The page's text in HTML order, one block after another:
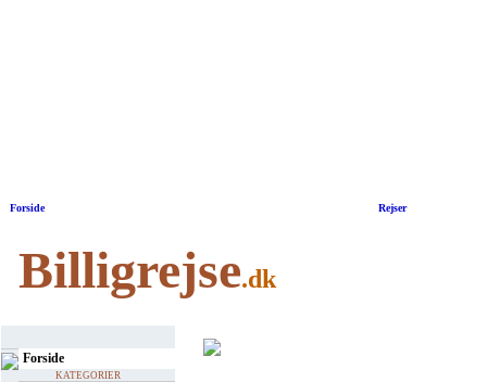
Forside Rejser
Billigrejse.dk
Forside
KATEGORIER